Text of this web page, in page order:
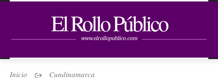
El Rollo Público
www.elrollopublico.com
Inicio Cundinamarca